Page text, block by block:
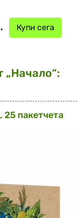
Купи сега
пакетчета